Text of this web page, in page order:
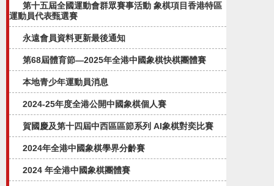
第十五屆全國運動會群眾賽事活動 象棋項目香港特區
運動員代表甄選賽
永遠會員資料更新最後通知
第68屆體育節—2025年全港中國象棋快棋團體賽
本地青少年運動員消息
2024-25年度全港公開中國象棋個人賽
賀國慶及第十四屆中西區區節系列 AI象棋對奕比賽
2024年全港中國象棋學界分齡賽
2024 年全港中國象棋團體賽